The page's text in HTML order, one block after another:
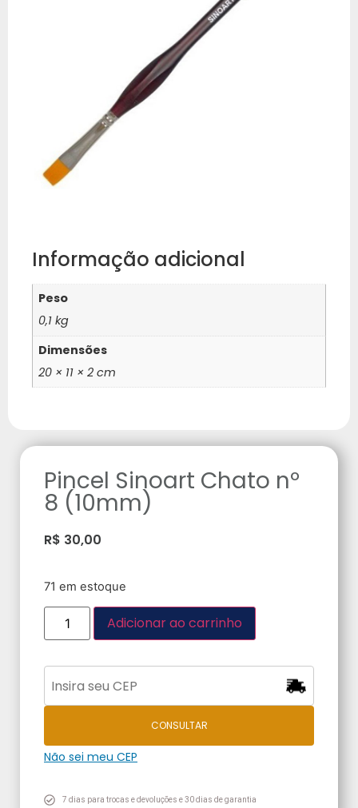
Informação adicional
Peso
0,1 kg
Dimensões
20 × 11 × 2 cm
Pincel Sinoart Chato nº
8 (10mm)
R$ 30,00
71 em estoque
Adicionar ao carrinho
CONSULTAR
Não sei meu CEP
7 dias para trocas e devoluções e 30 dias de garantia